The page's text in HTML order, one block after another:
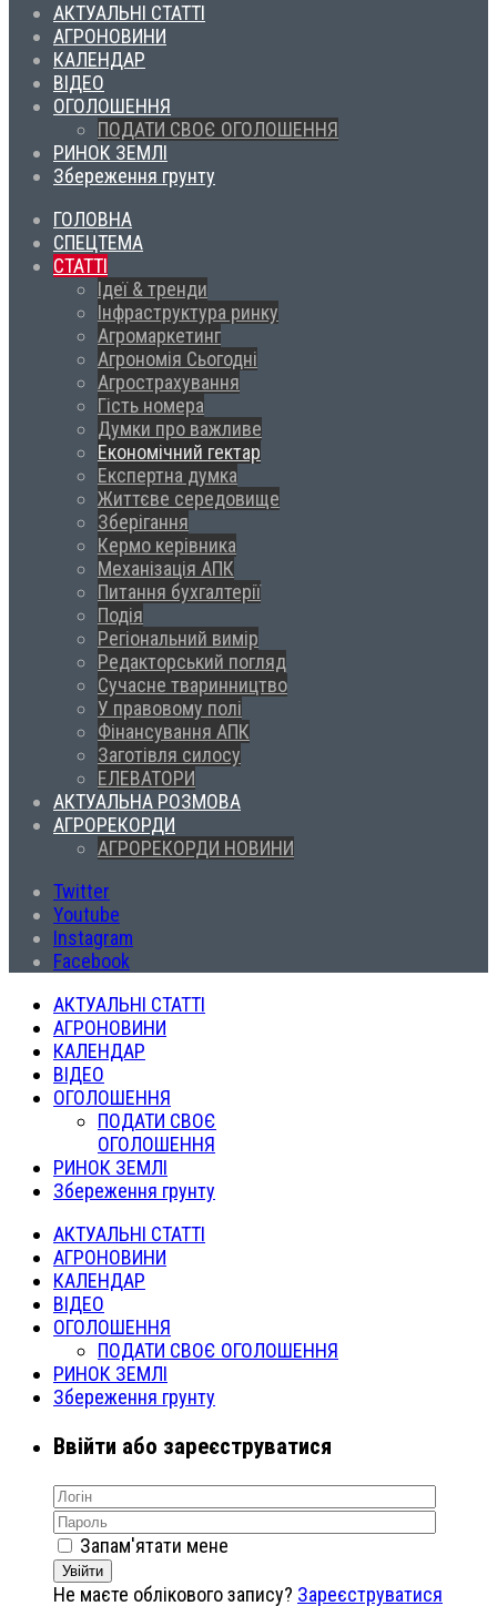
АКТУАЛЬНІ СТАТТІ
АГРОНОВИНИ
КАЛЕНДАР
ВІДЕО
ОГОЛОШЕННЯ
ПОДАТИ СВОЄ ОГОЛОШЕННЯ
РИНОК ЗЕМЛІ
Збереження грунту
ГОЛОВНА
СПЕЦТЕМА
СТАТТІ
Ідеї & тренди
Інфраструктура ринку
Агромаркетинг
Агрономія Сьогодні
Агрострахування
Гість номера
Думки про важливе
Економічний гектар
Експертна думка
Життєве середовище
Зберігання
Кермо керівника
Механізація АПК
Питання бухгалтерії
Подія
Регіональний вимір
Редакторський погляд
Сучасне тваринництво
У правовому полі
Фінансування АПК
Заготівля силосу
ЕЛЕВАТОРИ
АКТУАЛЬНА РОЗМОВА
АГРОРЕКОРДИ
АГРОРЕКОРДИ НОВИНИ
Twitter
Youtube
Instagram
Facebook
АКТУАЛЬНІ СТАТТІ
АГРОНОВИНИ
КАЛЕНДАР
ВІДЕО
ОГОЛОШЕННЯ
ПОДАТИ СВОЄ
ОГОЛОШЕННЯ
РИНОК ЗЕМЛІ
Збереження грунту
АКТУАЛЬНІ СТАТТІ
АГРОНОВИНИ
КАЛЕНДАР
ВІДЕО
ОГОЛОШЕННЯ
ПОДАТИ СВОЄ ОГОЛОШЕННЯ
РИНОК ЗЕМЛІ
Збереження грунту
Ввійти або зареєструватися
Запам'ятати мене
Увійти
Не маєте облікового запису? Зареєструватися